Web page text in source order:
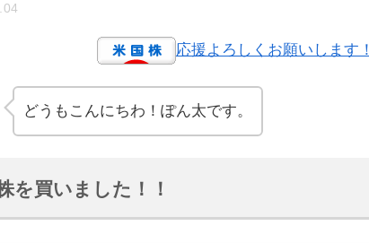
応援よろしくお願いします！
どうもこんにちわ！ぽん太です。
を買いました！！